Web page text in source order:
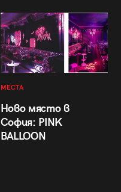
МЕСТА
Ново място в
София: PINK
BALLOON